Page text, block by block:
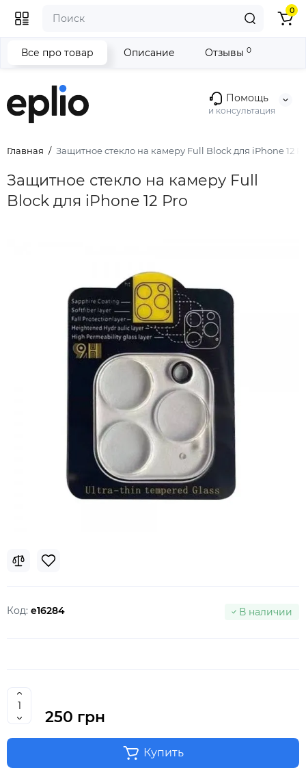
Помощь
и консультация
0
Главная Защитное стекло на камеру Full Block для iPhone 12
Защитное стекло на камеру Full
Block для iPhone 12 Pro
Все про товар Описание Отзывы 0
Код: e16284 В наличии
250 грн
Купить